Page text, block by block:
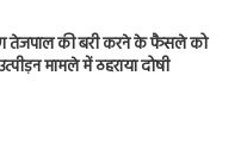
तेजपाल की बरी करने के फैसले को
मामले में ठहराया दोषी